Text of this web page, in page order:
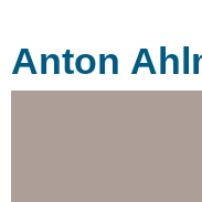
Anton